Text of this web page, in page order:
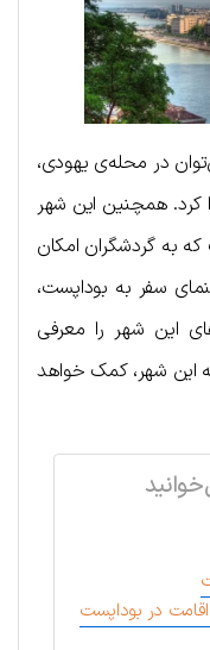
در محله‌ی یهودی،
کرد. همچنین این شهر
به گردشگران امکان
سفر به بوداپست،
این شهر را معرفی
این شهر، کمک خواهد
در بوداپست